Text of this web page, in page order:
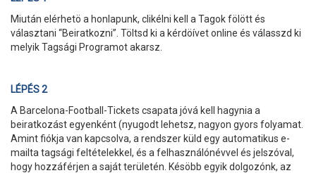
Miután elérhetö a honlapunk, clikélni kell a Tagok fölött és
választani “Beiratkozni”. Töltsd ki a kérdöívet online és válasszd ki
melyik Tagsági Programot akarsz.
LÉPÉS 2
A Barcelona-Football-Tickets csapata jóvá kell hagynia a
beiratkozást egyenként (nyugodt lehetsz, nagyon gyors folyamat.
Amint fiókja van kapcsolva, a rendszer küld egy automatikus e-
mailta tagsági feltételekkel, és a felhasználónévvel és jelszóval,
hogy hozzáférjen a saját területén. Késöbb egyik dolgozónk, az